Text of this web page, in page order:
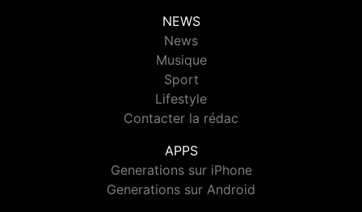
NEWS
News
Musique
Sport
Lifestyle
Contacter la rédac
APPS
Generations sur iPhone
Generations sur Android